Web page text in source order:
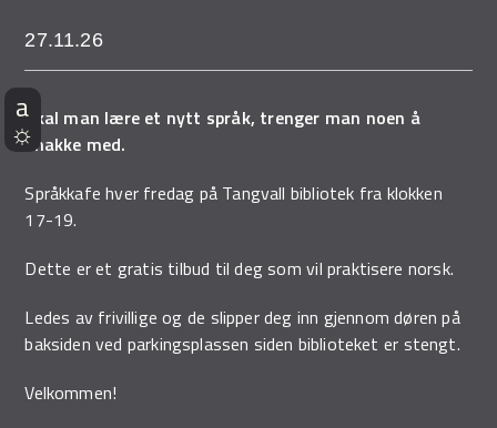
27.11.26
Skal man lære et nytt språk, trenger man noen å
snakke med.
Språkkafe hver fredag på Tangvall bibliotek fra klokken
17-19.
Dette er et gratis tilbud til deg som vil praktisere norsk.
Ledes av frivillige og de slipper deg inn gjennom døren på
baksiden ved parkingsplassen siden biblioteket er stengt.
Velkommen!